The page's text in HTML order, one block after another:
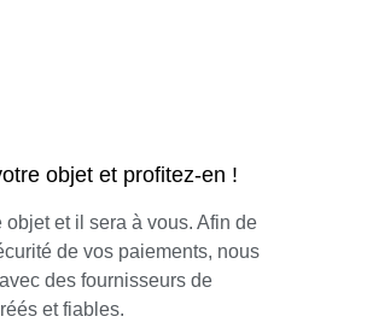
objet et profitez-en !
objet et il sera à vous. Afin de
de vos paiements, nous
des fournisseurs de
et fiables.